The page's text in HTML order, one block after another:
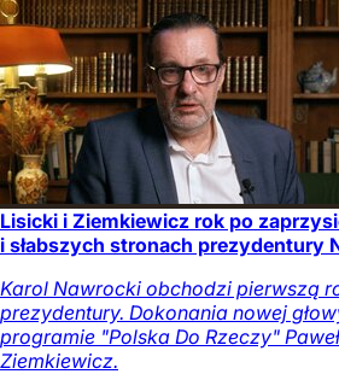
Lisicki i Ziemkiewicz rok po
i słabszych stronach prezydentury
Karol Nawrocki obchodzi pierwszą
prezydentury. Dokonania nowej
programie "Polska Do Rzeczy"
Ziemkiewicz.